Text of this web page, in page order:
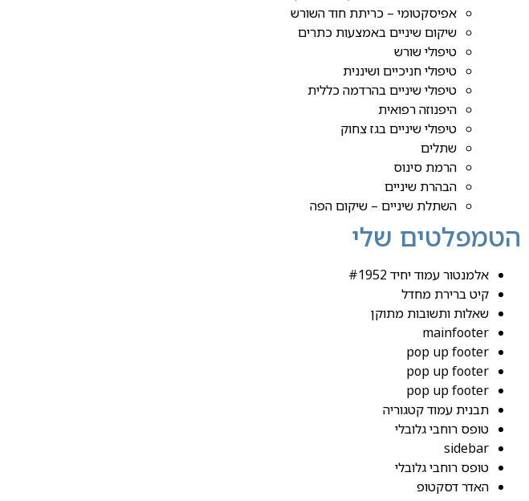
אפיסקטומי – כריתת חוד השורש
שיקום שיניים באמצעות כתרים
טיפולי שורש
טיפולי חניכיים ושיננית
טיפולי שיניים בהרדמה כללית
היפנוזה רפואית
טיפולי שיניים בגז צחוק
שתלים
הרמת סינוס
הבהרת שיניים
השתלת שיניים – שיקום הפה
הטמפלטים שלי
אלמנטור עמוד יחיד #1952
קיט ברירת מחדל
שאלות ותשובות מתוקן
mainfooter
pop up footer
pop up footer
pop up footer
תבנית עמוד קטגוריה
טופס רוחבי גלובלי
sidebar
טופס רוחבי גלובלי
האדר דסקטופ